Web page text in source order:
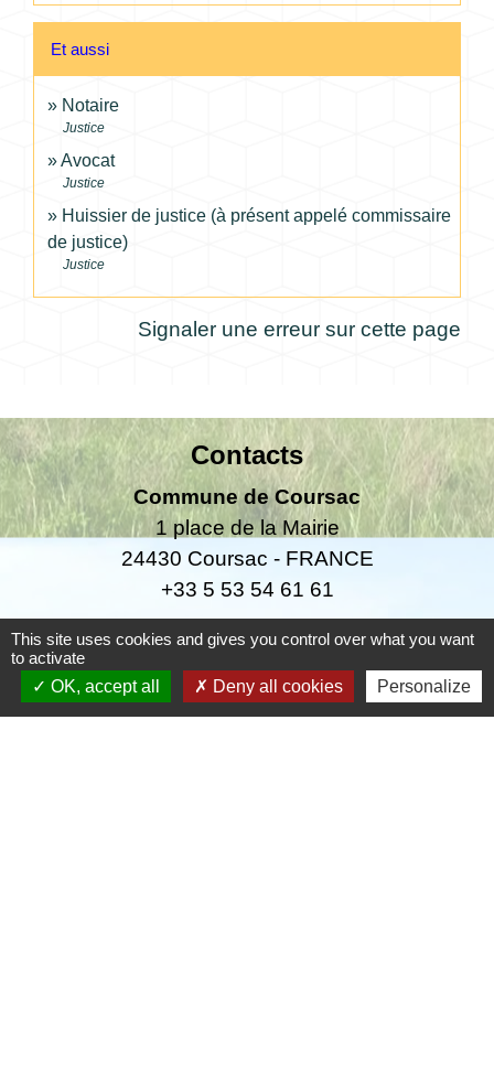
Et aussi
Notaire
Justice
Avocat
Justice
Huissier de justice (à présent appelé commissaire
de justice)
Justice
Signaler une erreur sur cette page
Contacts
Commune de Coursac
1 place de la Mairie
24430 Coursac - FRANCE
+33 5 53 54 61 61
Téléphone pour les urgences uniquement en
dehors des horaires d'ouverture de la mairie
06.25.42.48.37
This site uses cookies and gives you control over what you want
to activate
OK, accept all
Deny all cookies Personalize